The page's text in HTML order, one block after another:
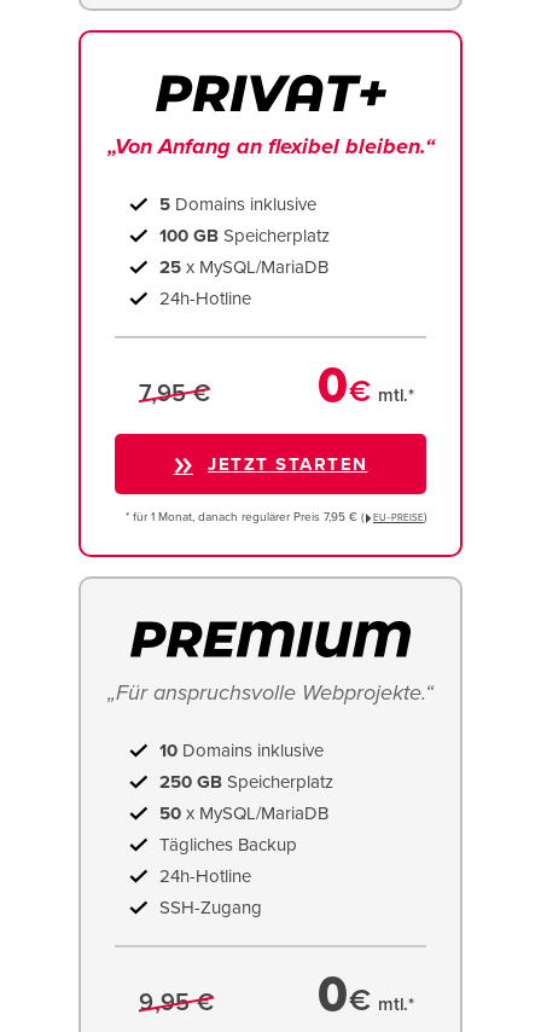
„Von Anfang an flexibel bleiben.“
5 Domains inklusive
100 GB Speicherplatz
25 x MySQL/MariaDB
24h-Hotline
7,95 € 0€ mtl.*
JETZT STARTEN
* für 1 Monat, danach regulärer Preis 7,95 € ( EU−PREISE)
„Für anspruchsvolle Webprojekte.“
10 Domains inklusive
250 GB Speicherplatz
50 x MySQL/MariaDB
Tägliches Backup
24h-Hotline
SSH-Zugang
9,95 € 0€ mtl.*